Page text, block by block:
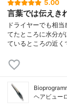
5.00
言葉では伝えき
ドライヤーでも相
てたところに水分が
ているところの近
ヘアビュー